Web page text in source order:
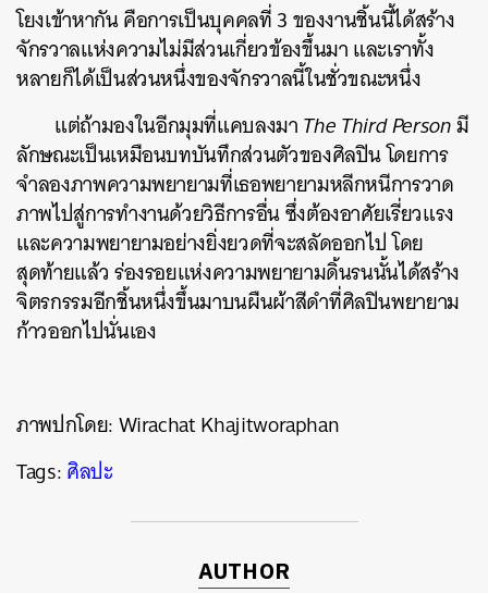
โยงเข้าหากัน คือการเป็นบุคคลที่ 3 ของงานชิ้นนี้ได้สร้าง
จักรวาลแห่งความไม่มีส่วนเกี่ยวข้องขึ้นมา และเราทั้ง
หลายก็ได้เป็นส่วนหนึ่งของจักรวาลนี้ในชั่วขณะหนึ่ง
แต่ถ้ามองในอีกมุมที่แคบลงมาThe Third Personมี
ลักษณะเป็นเหมือนบทบันทึกส่วนตัวของศิลปิน โดยการ
จำลองภาพความพยายามที่เธอพยายามหลีกหนีการวาด
ภาพไปสู่การทำงานด้วยวิธีการอื่น ซึ่งต้องอาศัยเรี่ยวแรง
และความพยายามอย่างยิ่งยวดที่จะสลัดออกไป โดย
สุดท้ายแล้ว ร่องรอยแห่งความพยายามดิ้นรนนั้นได้สร้าง
จิตรกรรมอีกชิ้นหนึ่งขึ้นมาบนผืนผ้าสีดำที่ศิลปินพยายาม
ก้าวออกไปนั่นเอง
ภาพปกโดย: Wirachat Khajitworaphan
Tags:ศิลปะ
AUTHOR